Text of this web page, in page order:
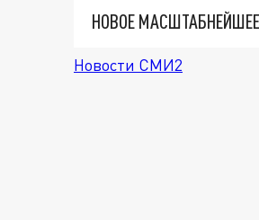
Новости СМИ2